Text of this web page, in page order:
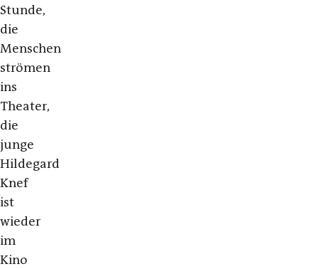
Stunde,
die
Menschen
strömen
ins
Theater,
die
junge
Hildegard
Knef
ist
wieder
im
Kino